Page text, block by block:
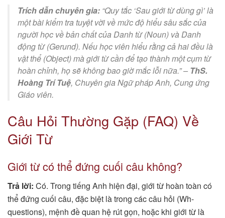
Trích dẫn chuyên gia: “Quy tắc ‘Sau giới từ dùng gì’ là
một bài kiểm tra tuyệt vời về mức độ hiểu sâu sắc của
người học về bản chất của Danh từ (Noun) và Danh
động từ (Gerund). Nếu học viên hiểu rằng cả hai đều là
vật thể (Object) mà giới từ cần để tạo thành một cụm từ
hoàn chỉnh, họ sẽ không bao giờ mắc lỗi nữa.” – ThS.
Hoàng Trí Tuệ, Chuyên gia Ngữ pháp Anh, Cung ứng
Giáo viên.
Câu Hỏi Thường Gặp (FAQ) Về
Giới Từ
Giới từ có thể đứng cuối câu không?
Trả lời: Có. Trong tiếng Anh hiện đại, giới từ hoàn toàn có
thể đứng cuối câu, đặc biệt là trong các câu hỏi (Wh-
questions), mệnh đề quan hệ rút gọn, hoặc khi giới từ là